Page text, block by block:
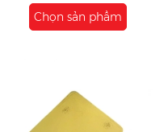
Chọn sản phẩm